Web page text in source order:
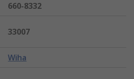
660-8332
33007
Wiha